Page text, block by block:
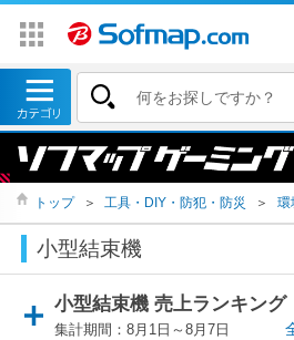
トップ ＞ 工具・DIY・防犯・防災 ＞ 環
小型結束機
小型結束機 売上ランキング
集計期間：8月1日～8月7日